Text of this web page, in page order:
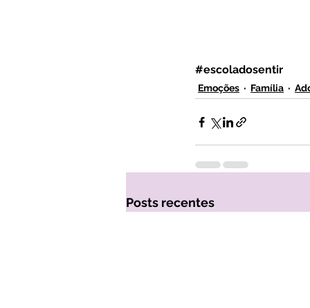
#escoladosentir
Emoções Família
Posts recentes